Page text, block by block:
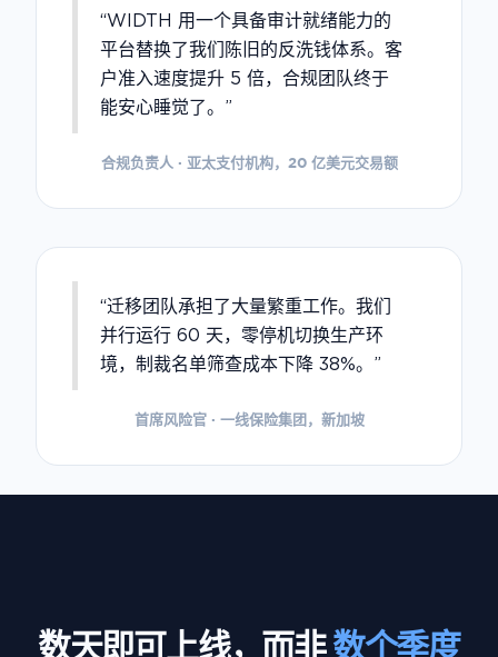
“WIDTH 用一个具备审计就绪能力的
平台替换了我们陈旧的反洗钱体系。客
户准入速度提升 5 倍，合规团队终于
能安心睡觉了。”
合规负责人 · 亚太支付机构，20 亿美元交易额
“迁移团队承担了大量繁重工作。我们
并行运行 60 天，零停机切换生产环
境，制裁名单筛查成本下降 38%。”
首席风险官 · 一线保险集团，新加坡
数天即可上线，而非数个季度